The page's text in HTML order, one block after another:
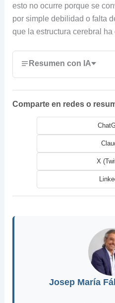
esto no ocurre porque se
por simple debilidad o falta
que la estructura cerebral ha
Resumen con IA
Comparte en redes o
X
Josep María